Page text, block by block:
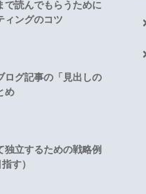
で読んでもらうために
ィングのコツ
ログ記事の「見出しの
め
独立するための戦略例
す）